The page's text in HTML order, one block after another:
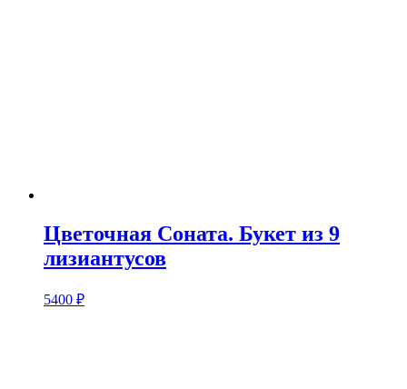
Цветочная Соната. Букет из 9
лизиантусов
5400 ₽